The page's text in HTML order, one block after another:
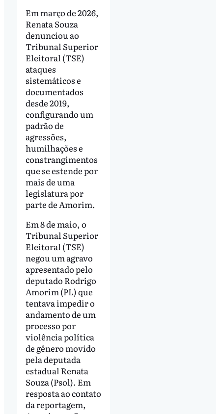
Em março de 2026,
Renata Souza
denunciou ao
Tribunal Superior
Eleitoral (TSE)
ataques
sistemáticos e
documentados
desde 2019,
configurando um
padrão de
agressões,
humilhações e
constrangimentos
que se estende por
mais de uma
legislatura por
parte de Amorim.
Em 8 de maio, o
Tribunal Superior
Eleitoral (TSE)
negou um agravo
apresentado pelo
deputado Rodrigo
Amorim (PL) que
tentava impedir o
andamento de um
processo por
violência política
de gênero movido
pela deputada
estadual Renata
Souza (Psol). Em
resposta ao contato
da reportagem,